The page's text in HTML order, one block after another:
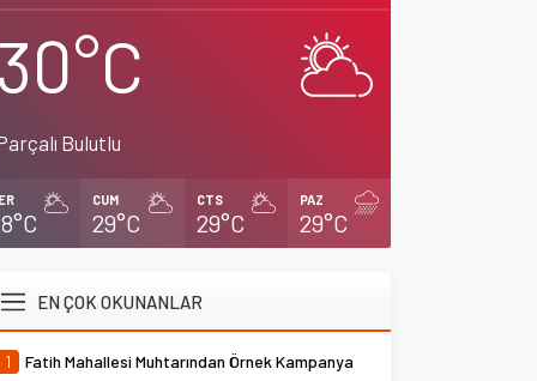
30°C
Bulutlu
CUM
29°C
CTS
29°C
PAZ
29°C
EN ÇOK OKUNANLAR
1 Fatih Mahallesi Muhtarından Örnek Kampanya